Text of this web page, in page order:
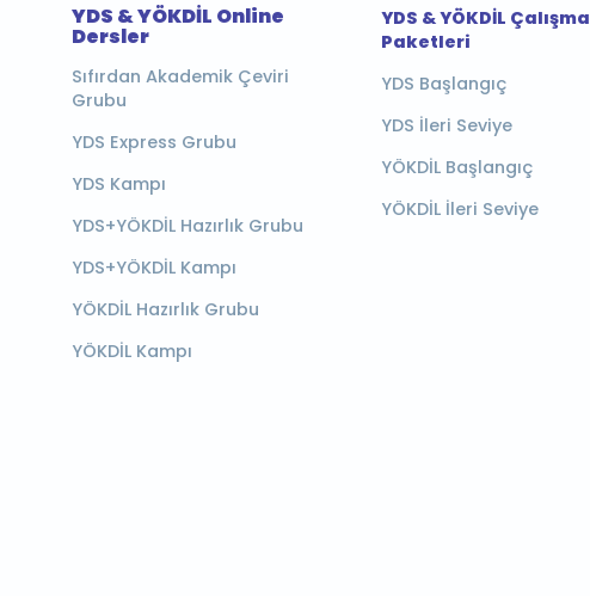
YDS & YÖKDİL Online
Dersler
Sıfırdan Akademik Çeviri
Grubu
YDS Express Grubu
YDS Kampı
YDS+YÖKDİL Hazırlık Grubu
YDS+YÖKDİL Kampı
YÖKDİL Hazırlık Grubu
YÖKDİL Kampı
YDS & YÖKDİL Çalışma
Paketleri
YDS Başlangıç
YDS İleri Seviye
YÖKDİL Başlangıç
YÖKDİL İleri Seviye